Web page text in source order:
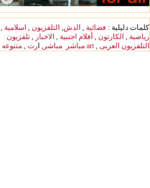
كلمات دليلية : فضائية , الدش, التلفزيون , اسلامية ,
رياضية , الكارتون , أفلام اجنبية , الاخبار , تلفزيون
مباشر
مباشر , ا رت , متنوعه art, التلفزيون العربى